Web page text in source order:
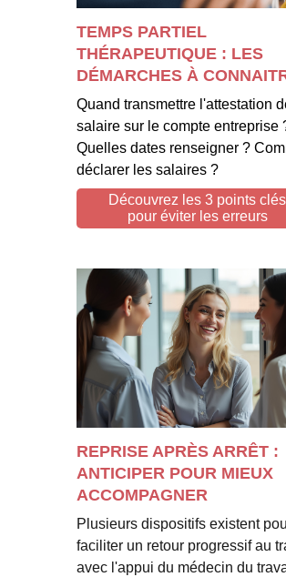
TEMPS PARTIEL
THÉRAPEUTIQUE : LES
DÉMARCHES À
Quand transmettre l'attestation
salaire sur le compte entreprise
Quelles dates renseigner ?
déclarer les salaires ?
Découvrez les 3 points clés
pour éviter les erreurs
REPRISE APRÈS ARRÊT :
ANTICIPER POUR MIEUX
ACCOMPAGNER
Plusieurs dispositifs existent
faciliter un retour progressif au
avec l'appui du médecin du